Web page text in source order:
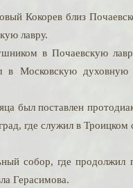
Кокорев близ
лавру.
в Почаевскую
Московскую духовную
был поставлен
где служил в
собор, где продолжил
Герасимова.